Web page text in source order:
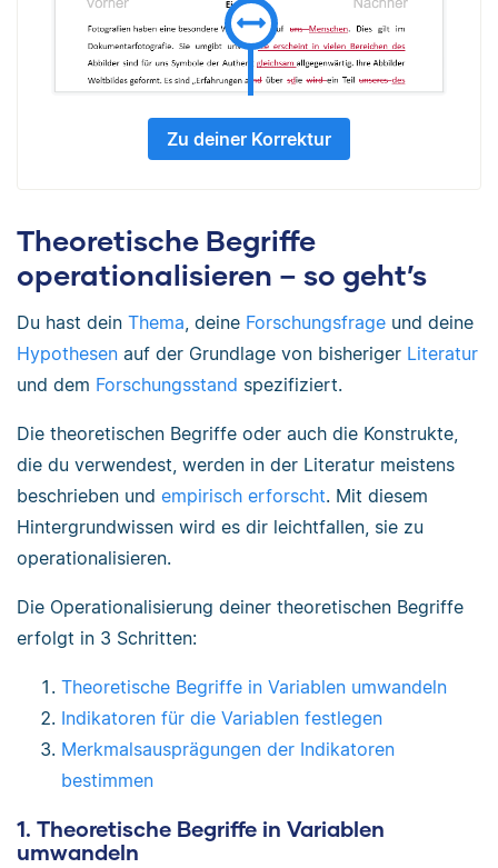
Zu deiner Korrektur
Theoretische Begriffe
operationalisieren – so geht’s
Du hast dein Thema , deine Forschungsfrage und deine
Hypothesen auf der Grundlage von bisheriger Literatur
und dem Forschungsstand spezifiziert.
Die theoretischen Begriffe oder auch die Konstrukte,
die du verwendest, werden in der Literatur meistens
beschrieben und empirisch erforscht. Mit diesem
Hintergrundwissen wird es dir leichtfallen, sie zu
operationalisieren.
Die Operationalisierung deiner theoretischen Begriffe
erfolgt in 3 Schritten:
Theoretische Begriffe in Variablen umwandeln
Indikatoren für die Variablen festlegen
Merkmalsausprägungen der Indikatoren
bestimmen
1. Theoretische Begriffe in Variablen
umwandeln